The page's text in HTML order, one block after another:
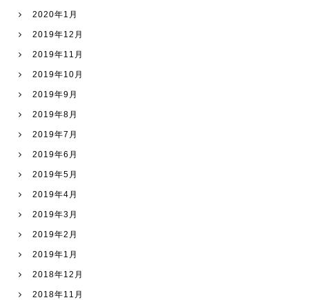
2020年1月
2019年12月
2019年11月
2019年10月
2019年9月
2019年8月
2019年7月
2019年6月
2019年5月
2019年4月
2019年3月
2019年2月
2019年1月
2018年12月
2018年11月